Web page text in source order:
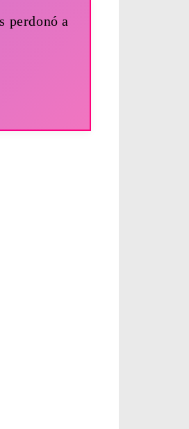
perdonó a